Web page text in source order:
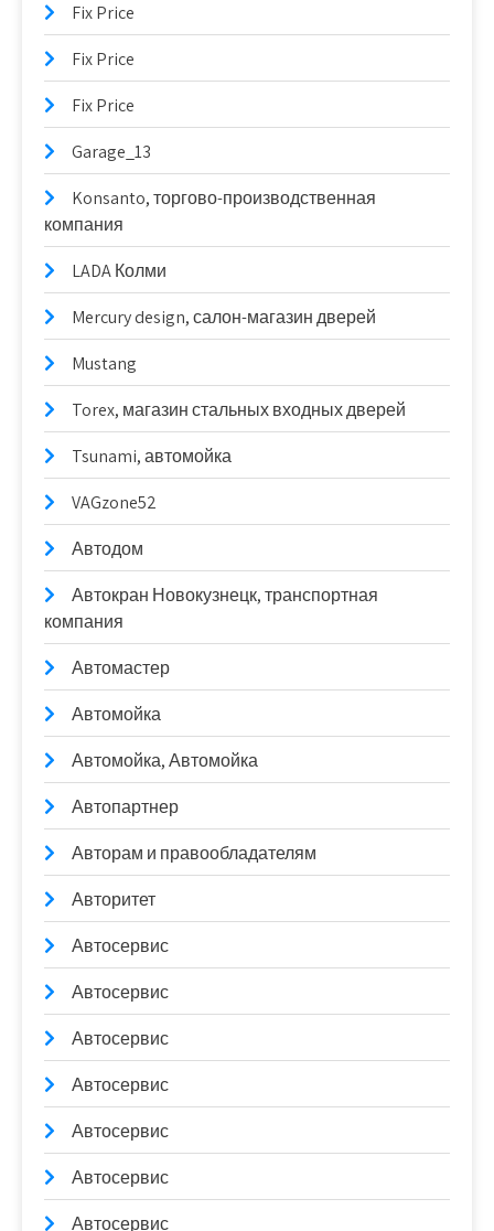
Fix Price
Fix Price
Fix Price
Garage_13
Konsanto, торгово-производственная
компания
LADA Колми
Mercury design, салон-магазин дверей
Mustang
Torex, магазин стальных входных дверей
Tsunami, автомойка
VAGzone52
Автодом
Автокран Новокузнецк, транспортная
компания
Автомастер
Автомойка
Автомойка, Автомойка
Автопартнер
Авторам и правообладателям
Авторитет
Автосервис
Автосервис
Автосервис
Автосервис
Автосервис
Автосервис
Автосервис